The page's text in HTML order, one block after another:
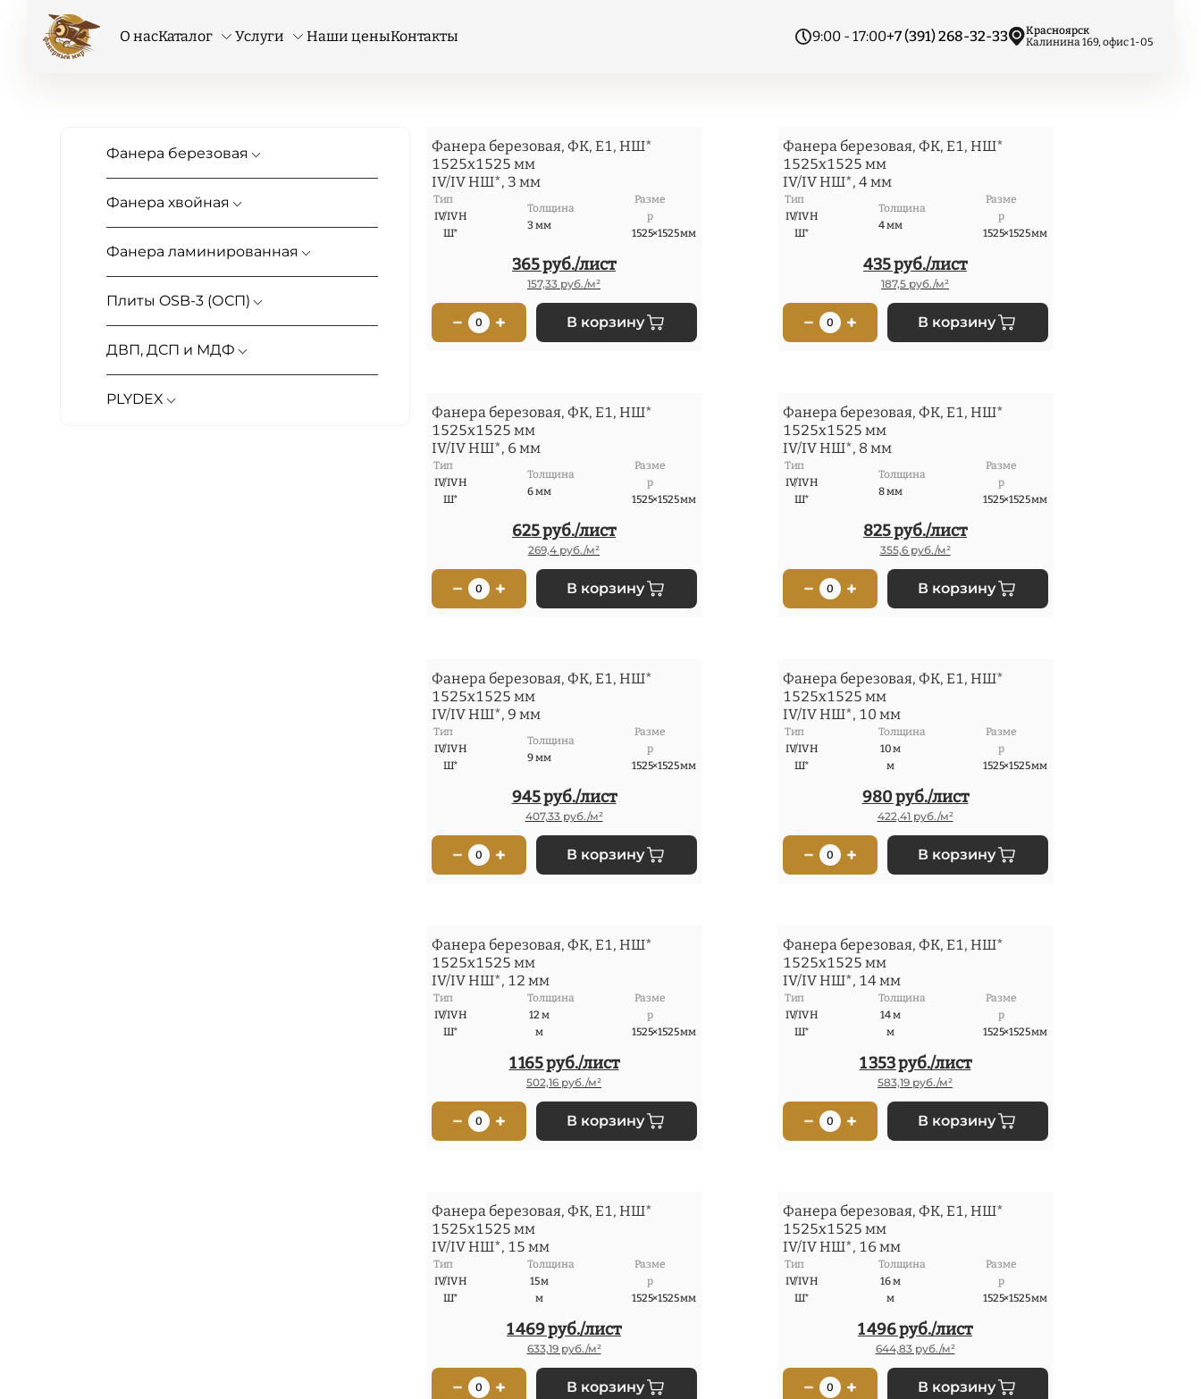
О насКаталог Услуги Наши ценыКонтакты 9:00 - 17:00+7 (391) 268-32-33
Красноярск
Калинина 169, офис 1-05
Каталог фанеры и листовых материалов
Фанера березовая
Фанера хвойная
Фанера ламинированная
Плиты OSB-3 (ОСП)
ДВП, ДСП и МДФ
PLYDEX
Фанера березовая, ФК, Е1, НШ*
1525x1525 мм
IV/IV НШ*, 3 мм
Тип
IV/IV Н
Ш*
Толщина
3 мм
Разме
р
1525×1525 мм
365 руб./лист
157,33 руб./м²
− 0 + В корзину
Фанера березовая, ФК, Е1, НШ*
1525x1525 мм
IV/IV НШ*, 4 мм
Тип
IV/IV Н
Ш*
Толщина
4 мм
Разме
р
1525×1525 мм
435 руб./лист
187,5 руб./м²
− 0 + В корзину
Фанера березовая, ФК, Е1, НШ*
1525x1525 мм
IV/IV НШ*, 6 мм
Тип
IV/IV Н
Ш*
Толщина
6 мм
Разме
р
1525×1525 мм
625 руб./лист
269,4 руб./м²
− 0 + В корзину
Фанера березовая, ФК, Е1, НШ*
1525x1525 мм
IV/IV НШ*, 8 мм
Тип
IV/IV Н
Ш*
Толщина
8 мм
Разме
р
1525×1525 мм
825 руб./лист
355,6 руб./м²
− 0 + В корзину
Фанера березовая, ФК, Е1, НШ*
1525x1525 мм
IV/IV НШ*, 9 мм
Тип
IV/IV Н
Ш*
Толщина
9 мм
Разме
р
1525×1525 мм
945 руб./лист
407,33 руб./м²
− 0 + В корзину
Фанера березовая, ФК, Е1, НШ*
1525x1525 мм
IV/IV НШ*, 10 мм
Тип
IV/IV Н
Ш*
Толщина
10 м
м
Разме
р
1525×1525 мм
980 руб./лист
422,41 руб./м²
− 0 + В корзину
Фанера березовая, ФК, Е1, НШ*
1525x1525 мм
IV/IV НШ*, 12 мм
Тип
IV/IV Н
Ш*
Толщина
12 м
м
Разме
р
1525×1525 мм
1 165 руб./лист
502,16 руб./м²
− 0 + В корзину
Фанера березовая, ФК, Е1, НШ*
1525x1525 мм
IV/IV НШ*, 14 мм
Тип
IV/IV Н
Ш*
Толщина
14 м
м
Разме
р
1525×1525 мм
1 353 руб./лист
583,19 руб./м²
− 0 + В корзину
Фанера березовая, ФК, Е1, НШ*
1525x1525 мм
IV/IV НШ*, 15 мм
Тип
IV/IV Н
Ш*
Толщина
15 м
м
Разме
р
1525×1525 мм
1 469 руб./лист
633,19 руб./м²
− 0 + В корзину
Фанера березовая, ФК, Е1, НШ*
1525x1525 мм
IV/IV НШ*, 16 мм
Тип
IV/IV Н
Ш*
Толщина
16 м
м
Разме
р
1525×1525 мм
1 496 руб./лист
644,83 руб./м²
− 0 + В корзину